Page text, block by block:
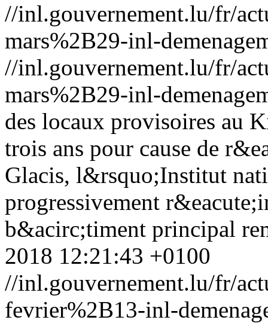
//inl.gouvernement.lu/fr/
mars%2B29-inl-
//inl.gouvernement.lu/fr/
mars%2B29-inl-
des locaux provisoires au
trois ans pour cause de
Glacis, l&rsquo;Institut
progressivement
b&acirc;timent principal
2018 12:21:43 +0100
//inl.gouvernement.lu/fr/
fevrier%2B13-inl-